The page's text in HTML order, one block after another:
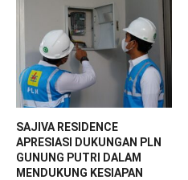
SAJIVA RESIDENCE
APRESIASI DUKUNGAN PLN
GUNUNG PUTRI DALAM
MENDUKUNG KESIAPAN